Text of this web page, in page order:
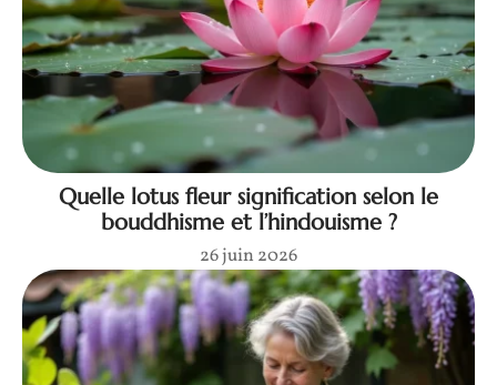
Quelle lotus fleur signification selon le
bouddhisme et l’hindouisme ?
26 juin 2026